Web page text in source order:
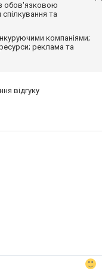
обов'язковою
та
компаніями;
реклама та
відгуку